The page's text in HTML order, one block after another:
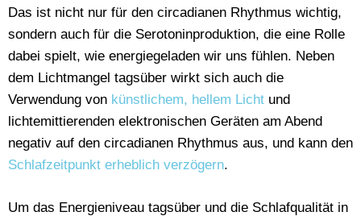
Das ist nicht nur für den circadianen Rhythmus wichtig,
sondern auch für die Serotoninproduktion, die eine Rolle
dabei spielt, wie energiegeladen wir uns fühlen. Neben
dem Lichtmangel tagsüber wirkt sich auch die
Verwendung von künstlichem, hellem Licht und
lichtemittierenden elektronischen Geräten am Abend
negativ auf den circadianen Rhythmus aus, und kann den
Schlafzeitpunkt erheblich verzögern.
Um das Energieniveau tagsüber und die Schlafqualität in